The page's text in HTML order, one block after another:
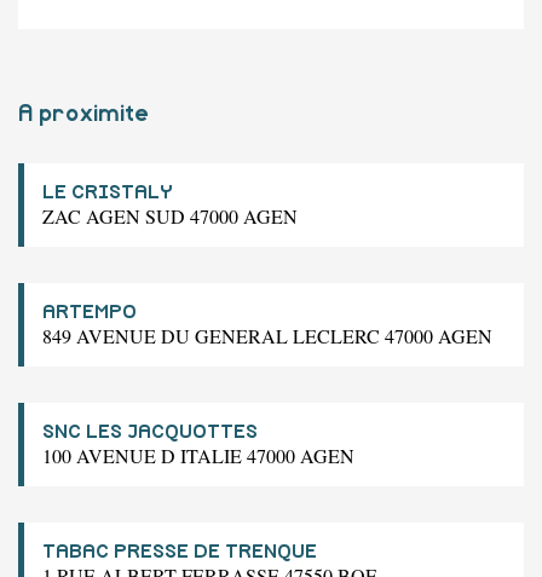
A proximite
LE CRISTALY
ZAC AGEN SUD 47000 AGEN
ARTEMPO
849 AVENUE DU GENERAL LECLERC 47000 AGEN
SNC LES JACQUOTTES
100 AVENUE D ITALIE 47000 AGEN
TABAC PRESSE DE TRENQUE